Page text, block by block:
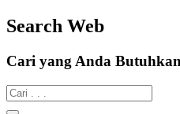
Search Web
Cari yang Anda Butuhkan